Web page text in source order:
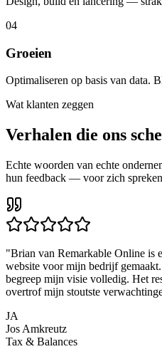
04
Groeien
Optimaliseren op basis van data.
Wat klanten zeggen
Verhalen die ons
Echte woorden van echte
hun feedback — voor zich
"Brian van Remarkable Online is
website voor mijn bedrijf
begreep mijn visie volledig. Het
overtrof mijn stoutste
JA
Jos Amkreutz
Tax & Balances